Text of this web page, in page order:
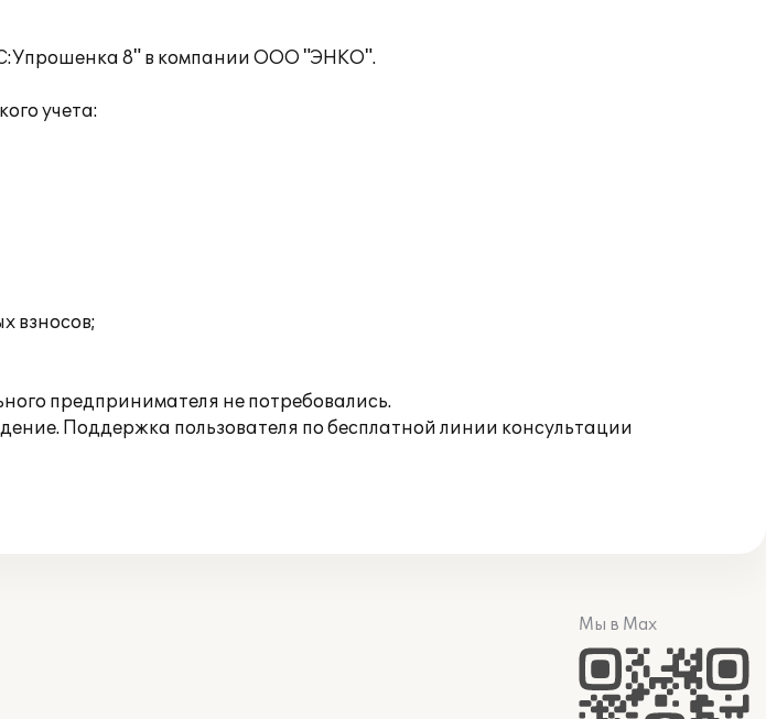
8" в компании ООО "ЭНКО".
учета:
взносов;
предпринимателя не потребовались.
Поддержка пользователя по бесплатной линии консультации
Мы в Max